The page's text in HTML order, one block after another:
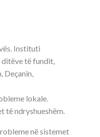
Instituti
të fundit,
Deçanin,
lokale.
të ndryshueshëm.
në sistemet